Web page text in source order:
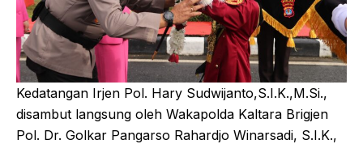
Kedatangan Irjen Pol. Hary Sudwijanto,S.I.K.,M.Si.,
disambut langsung oleh Wakapolda Kaltara Brigjen
Pol. Dr. Golkar Pangarso Rahardjo Winarsadi, S.I.K.,